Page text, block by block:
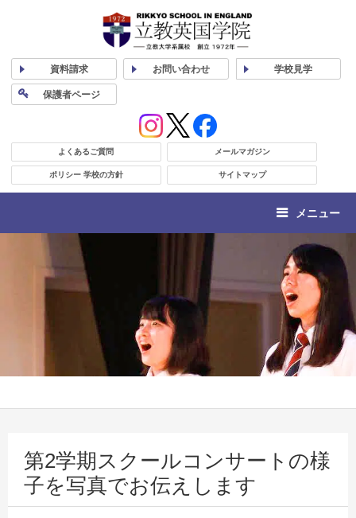
資料請求 お問い合わせ 学校見学
保護者ページ
よくあるご質問 メールマガジン
ポリシー 学校の方針 サイトマップ
メニュー
第2学期スクールコンサートの様
子を写真でお伝えします